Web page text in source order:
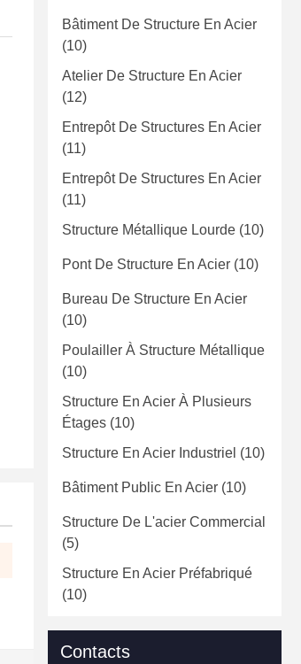
Bâtiment De Structure En Acier
(10)
Atelier De Structure En Acier
(12)
Entrepôt De Structures En Acier
(11)
Entrepôt De Structures En Acier
(11)
Structure Métallique Lourde (10)
Pont De Structure En Acier (10)
Bureau De Structure En Acier
(10)
Poulailler À Structure Métallique
(10)
Structure En Acier À Plusieurs
Étages (10)
Structure En Acier Industriel (10)
Bâtiment Public En Acier (10)
Structure De L'acier Commercial
(5)
Structure En Acier Préfabriqué
(10)
Contacts